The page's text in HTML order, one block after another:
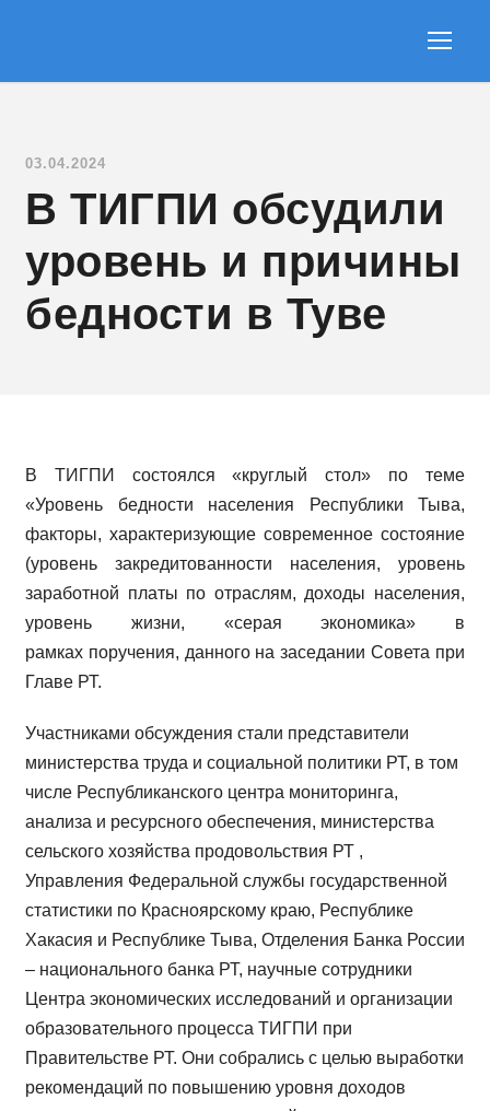
03.04.2024
В ТИГПИ обсудили
уровень и причины
бедности в Туве
В ТИГПИ состоялся «круглый стол» по теме
«Уровень бедности населения Республики Тыва,
факторы, характеризующие современное состояние
(уровень закредитованности населения, уровень
заработной платы по отраслям, доходы населения,
уровень жизни, «серая экономика» в
рамках поручения, данного на заседании Совета при
Главе РТ.
Участниками обсуждения стали представители
министерства труда и социальной политики РТ, в том
числе Республиканского центра мониторинга,
анализа и ресурсного обеспечения, министерства
сельского хозяйства продовольствия РТ ,
Управления Федеральной службы государственной
статистики по Красноярскому краю, Республике
Хакасия и Республике Тыва, Отделения Банка России
– национального банка РТ, научные сотрудники
Центра экономических исследований и организации
образовательного процесса ТИГПИ при
Правительстве РТ. Они собрались с целью выработки
рекомендаций по повышению уровня доходов